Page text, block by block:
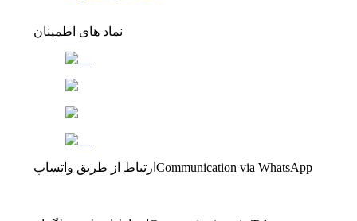
نماد های اطمینان
ارتباط از طریق واتساپ Communication via WhatsApp